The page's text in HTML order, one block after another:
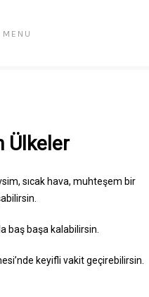
Ülkeler
sıcak hava, muhteşem bir
baş başa kalabilirsin.
keyifli vakit geçirebilirsin.